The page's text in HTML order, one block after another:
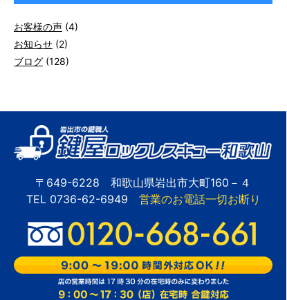
お客様の声 (4)
お知らせ (2)
ブログ (128)
〒649-6228 和歌山県岩出市大町160－４
TEL 0736-62-6949 営業のお電話一切お断り